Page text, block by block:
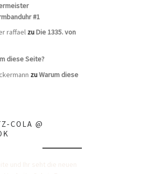
Auch Meisterchorflasche
des neuen Tracks von Kool
#1
raffaelzuDie 1335. von
diese Seite?
zuWarum diese
COLA @